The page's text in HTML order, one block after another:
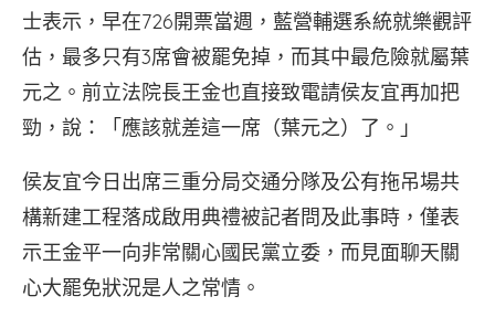
士表示，早在726開票當週，藍營輔選系統就樂觀評
估，最多只有3席會被罷免掉，而其中最危險就屬葉
元之。前立法院長王金也直接致電請侯友宜再加把
勁，說：「應該就差這一席（葉元之）了。」
侯友宜今日出席三重分局交通分隊及公有拖吊場共
構新建工程落成啟用典禮被記者問及此事時，僅表
示王金平一向非常關心國民黨立委，而見面聊天關
心大罷免狀況是人之常情。